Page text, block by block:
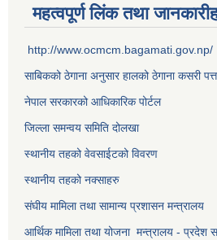
महत्वपूर्ण लिंक तथा
http://www.ocmcm.bagamati.gov.np/
साबिकको ठेगाना अनुसार हालको ठेगाना कसरी
नेपाल सरकारको आधिकारिक पोर्टल
जिल्ला समन्वय समिति दोलखा
स्थानीय तहको वेवसाईटको विवरण
स्थानीय तहको नक्साहरु
संघीय मामिला तथा सामान्य प्रशासन मन्त्रालय
आर्थिक मामिला तथा योजना मन्त्रालय - प्रदेश